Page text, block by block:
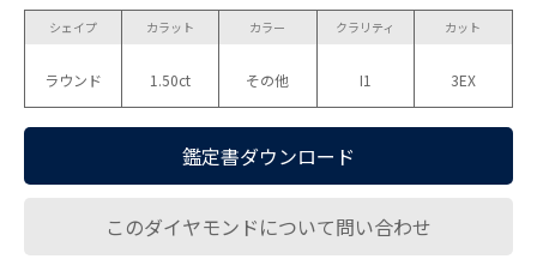
シェイプ
ラウンド
カラット
1.50ct
カラー
その他
クラリティ
I1
カット
3EX
鑑定書ダウンロード
このダイヤモンドについて問い合わせ